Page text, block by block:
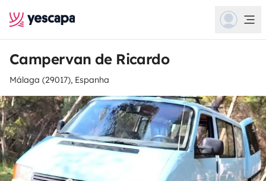
Campervan de Ricardo
Málaga (29017), Espanha